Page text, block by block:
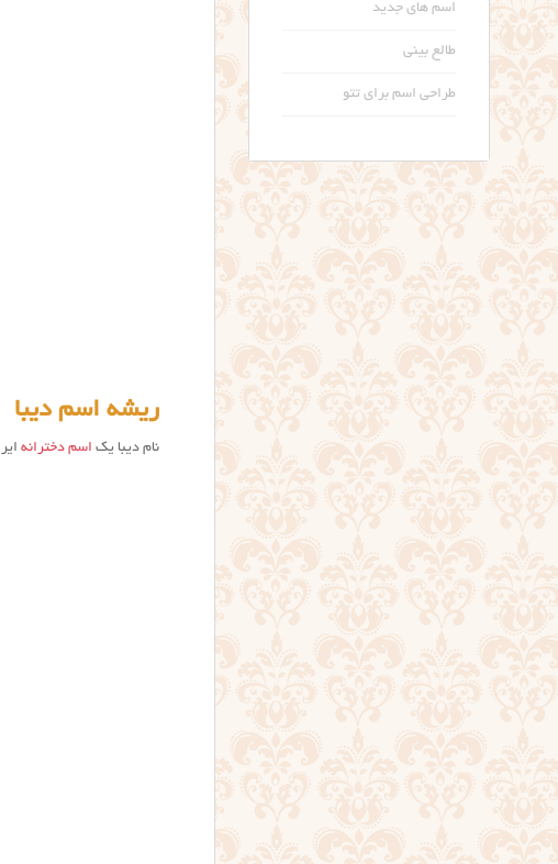
ریشه اسم دیبا
نام دیبا یک اسم دخترانه
اسم های جدید
طالع بینی
طراحی اسم برای تتو